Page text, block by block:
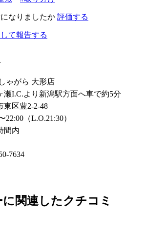
なりましたか 評価する
て報告する
ゃがら 大形店
瀬I.C.より新潟駅方面へ車で約5分
東区豊2-2-48
22:00（L.O.21:30）
間内
7634
関連したクチコミ